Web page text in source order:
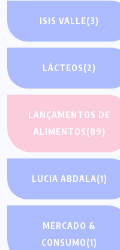
ISIS VALLE(3)
LÁCTEOS(2)
LANÇAMENTOS DE
ALIMENTOS(89)
LUCIA ABDALA(1)
MERCADO &
CONSUMO(1)